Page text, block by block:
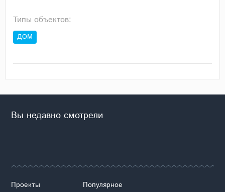
Типы объектов:
ДОМ
Вы недавно смотрели
Проекты
Популярное